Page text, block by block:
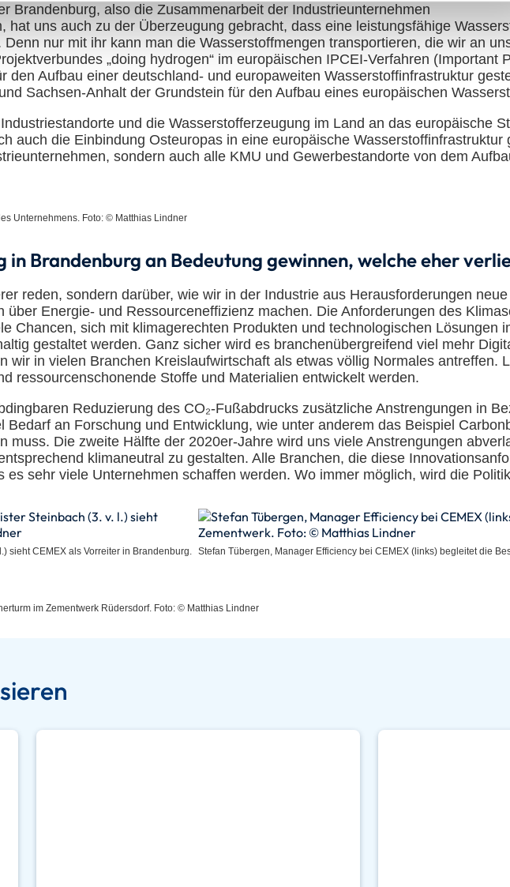
Brandenburg, also die Zusammenarbeit der Industrieunternehmen
uns auch zu der Überzeugung gebracht, dass eine leistungsfähige
nur mit ihr kann man die Wasserstoffmengen transportieren, die wir an
„doing hydrogen“ im europäischen IPCEI-Verfahren (Important
Aufbau einer deutschland- und europaweiten Wasserstoffinfrastruktur
Sachsen-Anhalt der Grundstein für den Aufbau eines europäischen
und die Wasserstofferzeugung im Land an das europäische
auch die Einbindung Osteuropas in eine europäische Wasserstoffinfrastruktur
sondern auch alle KMU und Gewerbestandorte von dem
Unternehmens. Foto: © Matthias Lindner
Brandenburg an Bedeutung gewinnen, welche eher
reden, sondern darüber, wie wir in der Industrie aus Herausforderungen
Energie- und Ressourceneffizienz machen. Die Anforderungen des
Chancen, sich mit klimagerechten Produkten und technologischen Lösungen
gestaltet werden. Ganz sicher wird es branchenübergreifend viel mehr
wir in vielen Branchen Kreislaufwirtschaft als etwas völlig Normales antreffen.
ressourcenschonende Stoffe und Materialien entwickelt werden.
Reduzierung des CO₂-Fußabdrucks zusätzliche Anstrengungen in
an Forschung und Entwicklung, wie unter anderem das Beispiel
muss. Die zweite Hälfte der 2020er-Jahre wird uns viele Anstrengungen
klimaneutral zu gestalten. Alle Branchen, die diese
sehr viele Unternehmen schaffen werden. Wo immer möglich, wird die
sieht CEMEX als Vorreiter in Brandenburg. Stefan Tübergen, Manager Efficiency bei CEMEX (links) begleitet die
im Zementwerk Rüdersdorf. Foto: © Matthias Lindner